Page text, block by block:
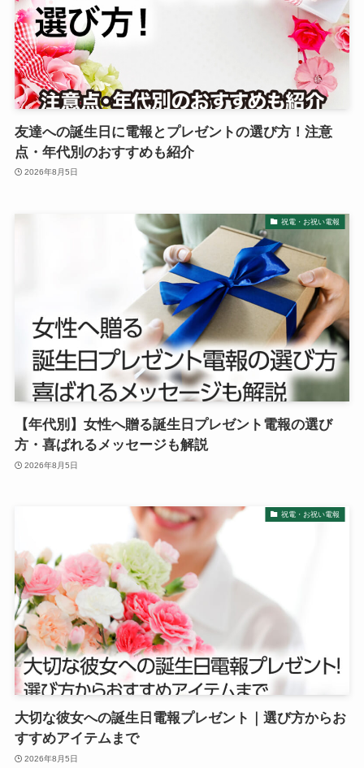
ソープフラワー付き弔電
祝電の送り方
弔電の送り方
電報活用術
電報コラム
お客様の声
友達への誕生日に電報とプレゼントの選び方！注意
点・年代別のおすすめも紹介
2026年8月5日
祝電・お祝い電報
【年代別】女性へ贈る誕生日プレゼント電報の選び
方・喜ばれるメッセージも解説
2026年8月5日
祝電・お祝い電報
大切な彼女への誕生日電報プレゼント｜選び方からお
すすめアイテムまで
2026年8月5日